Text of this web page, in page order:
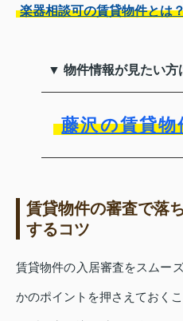
楽器相談可の賃貸物件とは
▼ 物件情報が見たい
藤沢の賃貸
賃貸物件の審査で落
するコツ
賃貸物件の入居審査をスムー
かのポイントを押さえておくこ